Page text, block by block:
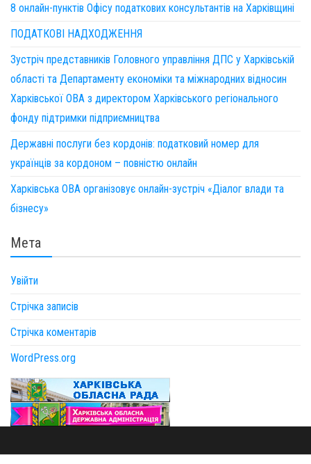
8 онлайн-пунктів Офісу податкових консультантів на Харківщині
ПОДАТКОВІ НАДХОДЖЕННЯ
Зустріч представників Головного управління ДПС у Харківській
області та Департаменту економіки та міжнародних відносин
Харківської ОВА з директором Харківського регіонального
фонду підтримки підприємництва
Державні послуги без кордонів: податковий номер для
українців за кордоном – повністю онлайн
Харківська ОВА організовує онлайн-зустріч «Діалог влади та
бізнесу»
Мета
Увійти
Стрічка записів
Стрічка коментарів
WordPress.org